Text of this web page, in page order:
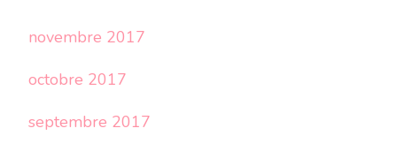
novembre 2017
octobre 2017
septembre 2017